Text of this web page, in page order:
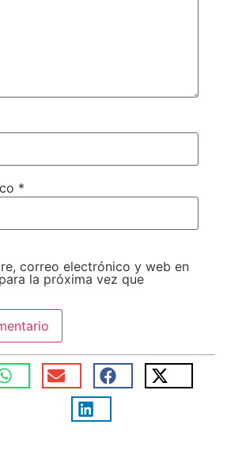
*
correo electrónico y web en
la próxima vez que